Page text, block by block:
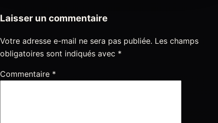
Laisser un commentaire
Votre adresse e-mail ne sera pas publiée. Les champs
obligatoires sont indiqués avec *
Commentaire *